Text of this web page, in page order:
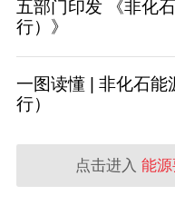
五部门印发 《非化
行）》
一图读懂 | 非化石能
行）
点击进入 能源